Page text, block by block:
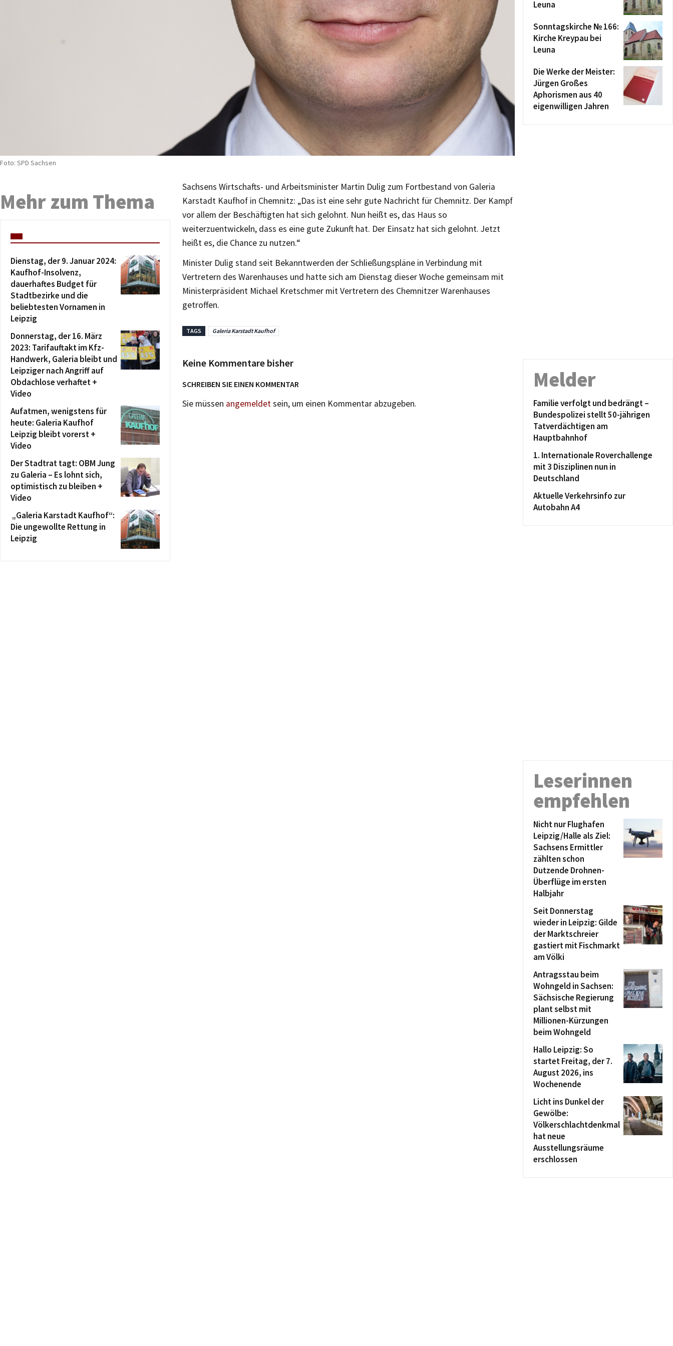
Foto: SPD Sachsen
Sachsens Wirtschafts- und Arbeitsminister Martin Dulig zum Fortbestand von Galeria
Karstadt Kaufhof in Chemnitz: „Das ist eine sehr gute Nachricht für Chemnitz. Der Kampf
vor allem der Beschäftigten hat sich gelohnt. Nun heißt es, das Haus so
weiterzuentwickeln, dass es eine gute Zukunft hat. Der Einsatz hat sich gelohnt. Jetzt
heißt es, die Chance zu nutzen.“
Minister Dulig stand seit Bekanntwerden der Schließungspläne in Verbindung mit
Vertretern des Warenhauses und hatte sich am Dienstag dieser Woche gemeinsam mit
Ministerpräsident Michael Kretschmer mit Vertretern des Chemnitzer Warenhauses
getroffen.
TAGS Galeria Karstadt Kaufhof
Keine Kommentare bisher
SCHREIBEN SIE EINEN KOMMENTAR
Sie müssen angemeldetsein, um einen Kommentar abzugeben.
Mehr zum Thema
Dienstag, der 9. Januar 2024:
Kaufhof-Insolvenz,
dauerhaftes Budget für
Stadtbezirke und die
beliebtesten Vornamen in
Leipzig
Donnerstag, der 16. März
2023: Tarifauftakt im Kfz-
Handwerk, Galeria bleibt und
Leipziger nach Angriff auf
Obdachlose verhaftet +
Video
Aufatmen, wenigstens für
heute: Galeria Kaufhof
Leipzig bleibt vorerst +
Video
Der Stadtrat tagt: OBM Jung
zu Galeria – Es lohnt sich,
optimistisch zu bleiben +
Video
„Galeria Karstadt Kaufhof“:
Die ungewollte Rettung in
Leipzig
Leuna
Sonntagskirche № 166:
Kirche Kreypau bei
Leuna
Die Werke der Meister:
Jürgen Großes
Aphorismen aus 40
eigenwilligen Jahren
Melder
Familie verfolgt und bedrängt –
Bundespolizei stellt 50-jährigen
Tatverdächtigen am
Hauptbahnhof
1. Internationale Roverchallenge
mit 3 Disziplinen nun in
Deutschland
Aktuelle Verkehrsinfo zur
Autobahn A4
Leserinnen
empfehlen
Nicht nur Flughafen
Leipzig/Halle als Ziel:
Sachsens Ermittler
zählten schon
Dutzende Drohnen-
Überflüge im ersten
Halbjahr
Seit Donnerstag
wieder in Leipzig: Gilde
der Marktschreier
gastiert mit Fischmarkt
am Völki
Antragsstau beim
Wohngeld in Sachsen:
Sächsische Regierung
plant selbst mit
Millionen-Kürzungen
beim Wohngeld
Hallo Leipzig: So
startet Freitag, der 7.
August 2026, ins
Wochenende
Licht ins Dunkel der
Gewölbe:
Völkerschlachtdenkmal
hat neue
Ausstellungsräume
erschlossen